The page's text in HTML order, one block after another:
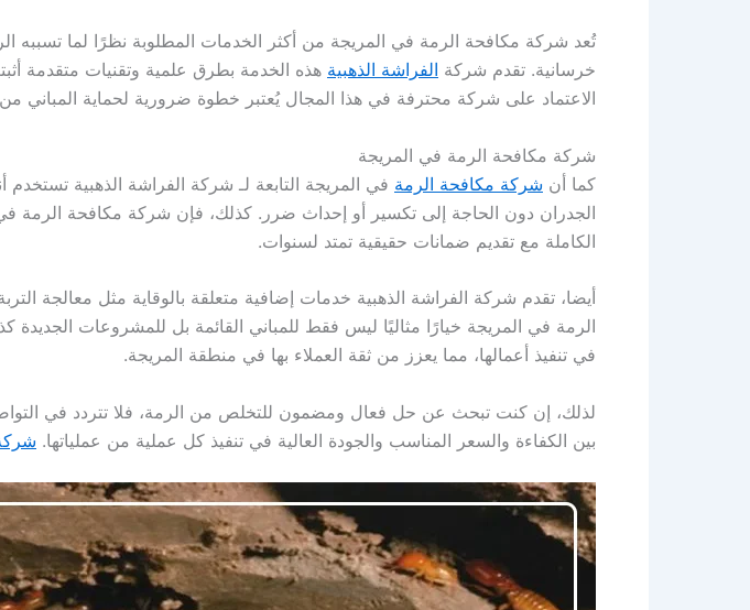
تُعد شركة مكافحة الرمة في المريجة من أكثر الخدمات المطلوبة نظرًا لما تسببه
خرسانية. تقدم شركة الفراشة الذهبية هذه الخدمة بطرق علمية وتقنيات متقدمة
الاعتماد على شركة محترفة في هذا المجال يُعتبر خطوة ضرورية لحماية المباني من
شركة مكافحة الرمة في المريجة
كما أن شركة مكافحة الرمة في المريجة التابعة لـ شركة الفراشة الذهبية
الجدران دون الحاجة إلى تكسير أو إحداث ضرر. كذلك، فإن شركة مكافحة الرمة في
الكاملة مع تقديم ضمانات حقيقية تمتد لسنوات.
أيضا، تقدم شركة الفراشة الذهبية خدمات إضافية متعلقة بالوقاية مثل معالجة
الرمة في المريجة خيارًا مثاليًا ليس فقط للمباني القائمة بل للمشروعات الجديدة
في تنفيذ أعمالها، مما يعزز من ثقة العملاء بها في منطقة المريجة.
لذلك، إن كنت تبحث عن حل فعال ومضمون للتخلص من الرمة، فلا تتردد في
بين الكفاءة والسعر المناسب والجودة العالية في تنفيذ كل عملية من عملياتها.